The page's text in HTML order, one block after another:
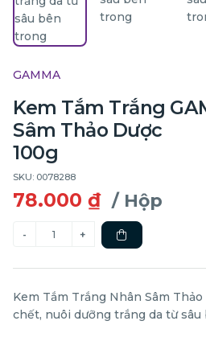
GAMMA
Kem Tắm Trắng
Sâm Thảo Dược
100g
SKU: 0078288
78.000 ₫ / Hộp
Kem Tắm Trắng Nhân Sâm
chết, nuôi dưỡng trắng da từ